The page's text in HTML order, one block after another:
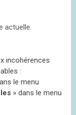
actuelle.
incohérences
:
le menu
» dans le menu